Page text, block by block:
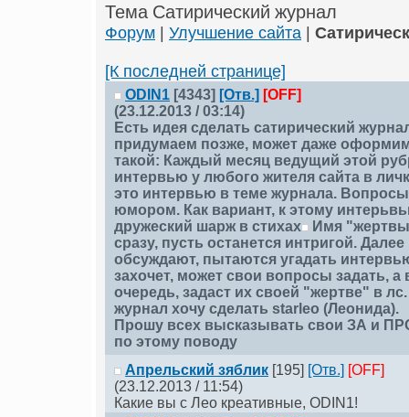
Тема Сатирический журнал
Форум Улучшение сайта
[К последней странице]
ODIN1 [4343] [Отв.] [OFF]
(23.12.2013 / 03:14)
Есть идея сделать сатирический
придумаем позже, может даже
такой: Каждый месяц ведущий этой
интервью у любого жителя сайта в
это интервью в теме журнала.
юмором. Как вариант, к этому
дружеский шарж в стихах
Имя
сразу, пусть останется интригой.
обсуждают, пытаются угадать
захочет, может свои вопросы задать,
очередь, задаст их своей "жертве" в
журнал хочу сделать starleo (Леонида).
Прошу всех высказывать свои ЗА и
по этому поводу
Апрельский зяблик [195] [Отв.] [OFF]
(23.12.2013 / 11:54)
Какие вы с Лео креативные, ODIN1!